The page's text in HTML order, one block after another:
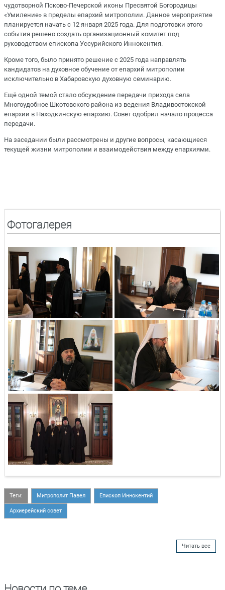
чудотворной Псково-Печерской иконы Пресвятой Богородицы
«Умиление» в пределы епархий митрополии. Данное мероприятие
планируется начать с 12 января 2025 года. Для подготовки этого
события решено создать организационный комитет под
руководством епископа Уссурийского Иннокентия.
Кроме того, было принято решение с 2025 года направлять
кандидатов на духовное обучение от епархий митрополии
исключительно в Хабаровскую духовную семинарию.
Ещё одной темой стало обсуждение передачи прихода села
Многоудобное Шкотовского района из ведения Владивостокской
епархии в Находкинскую епархию. Совет одобрил начало процесса
передачи.
На заседании были рассмотрены и другие вопросы, касающиеся
текущей жизни митрополии и взаимодействия между епархиями.
Фотогалерея
Теги: Митрополит Павел Епископ Иннокентий
Архиерейский совет
Читать все